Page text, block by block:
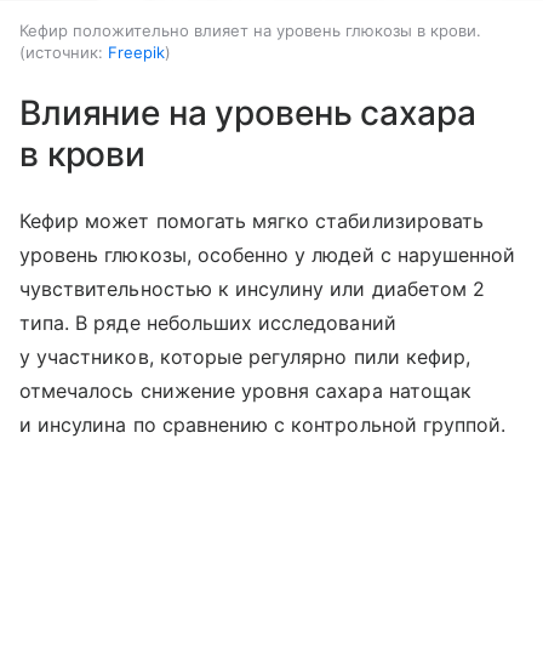
Кефир положительно влияет на уровень глюкозы в крови.
источник: Freepik
Влияние на уровень сахара
в крови
Кефир может помогать мягко стабилизировать
уровень глюкозы, особенно у людей с нарушенной
чувствительностью к инсулину или диабетом 2
типа. В ряде небольших исследований
у участников, которые регулярно пили кефир,
отмечалось снижение уровня сахара натощак
и инсулина по сравнению с контрольной группой.